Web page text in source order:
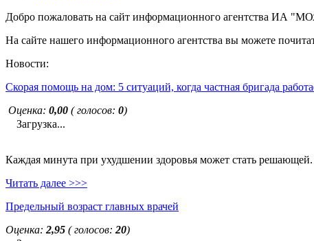
Добро пожаловать на сайт информационного агентства
На сайте нашего информационного агентства вы можете
Новости:
Скорая помощь на дом: 5 ситуаций, когда частная бригада
Оценка: 0,00 ( голосов: 0)
Загрузка...
Каждая минута при ухудшении здоровья может стать решающей.
Читать далее >>>
Предельный возраст главных врачей
Оценка: 2,95 ( голосов: 20)